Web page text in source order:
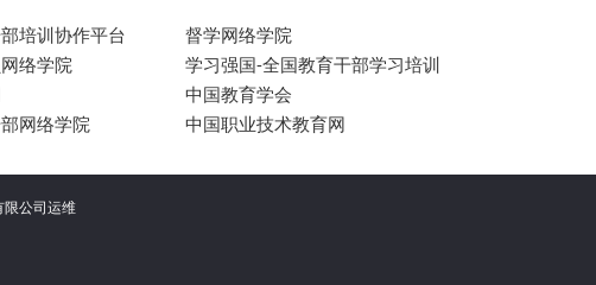
培训协作平台
督学网络学院
络学院
学习强国-全国教育干部学习培训
中国教育学会
网络学院 中国职业技术教育网
公司运维